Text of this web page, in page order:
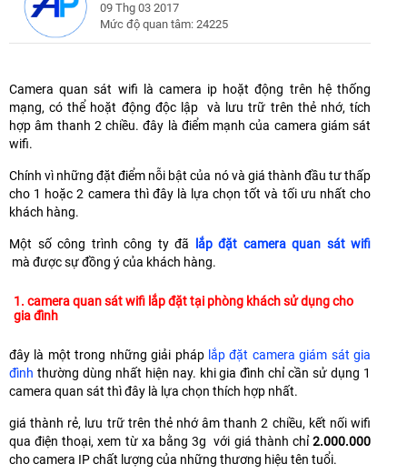
09 Thg 03 2017
Mức độ quan tâm: 24225
Camera quan sát wifi là camera ip hoặt động trên hệ thống
mạng, có thể hoặt động độc lập và lưu trữ trên thẻ nhớ, tích
hợp âm thanh 2 chiều. đây là điểm mạnh của camera giám sát
wifi.
Chính vì những đặt điểm nỗi bật của nó và giá thành đầu tư thấp
cho 1 hoặc 2 camera thì đây là lựa chọn tốt và tối ưu nhất cho
khách hàng.
Một số công trình công ty đã
lắp đặt camera quan sát wifi
mà được sự đồng ý của khách hàng.
1. camera quan sát wifi lắp đặt tại phòng khách sử dụng cho
gia đình
đây là một trong những giải pháp lắp đặt camera giám sát gia
đình thường dùng nhất hiện nay. khi gia đình chỉ cần sử dụng 1
camera quan sát thì đây là lựa chọn thích hợp nhất.
giá thành rẻ, lưu trữ trên thẻ nhớ âm thanh 2 chiều, kết nối wifi
qua điện thoại, xem từ xa bằng 3g với giá thành chỉ2.000.000
cho camera IP chất lượng của những thương hiệu tên tuổi.